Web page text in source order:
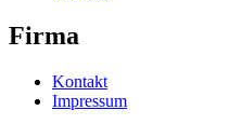
Firma
Kontakt
Impressum